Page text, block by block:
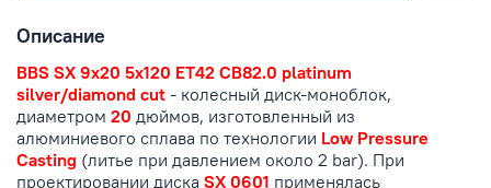
Описание
BBS SX 9x20 5x120 ET42 CB82.0 platinum
silver/diamond cut - колесный диск-моноблок,
диаметром 20 дюймов, изготовленный из
алюминиевого сплава по технологии Low Pressure
Casting (литье при давлением около 2 bar). При
проектировании диска SX 0601 применялась